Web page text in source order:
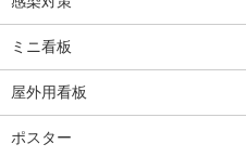
ミニ看板
屋外用看板
ポスター